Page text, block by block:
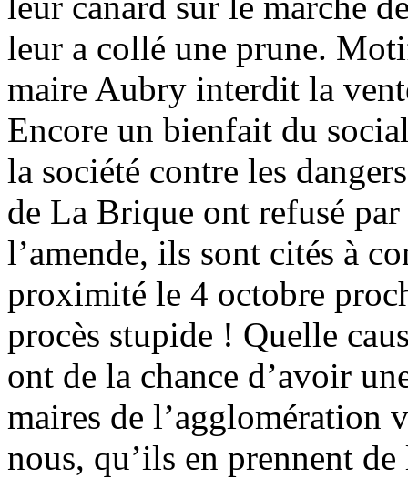
leur a collé une prune.
maire Aubry interdit la
Encore un bienfait du
la société contre les
de La Brique ont refusé
l’amende, ils sont cités à
proximité le 4 octobre
procès stupide ! Quelle
ont de la chance d’avoir
maires de l’agglomération
nous, qu’ils en prennent